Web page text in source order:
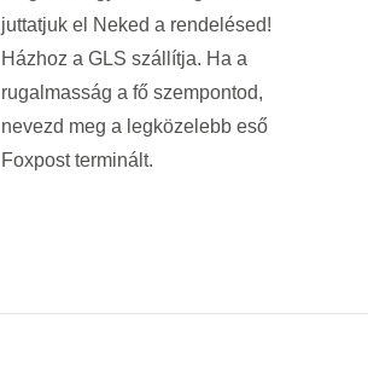
juttatjuk el Neked a rendelésed!
Házhoz a GLS szállítja. Ha a
rugalmasság a fő szempontod,
nevezd meg a legközelebb eső
Foxpost terminált.